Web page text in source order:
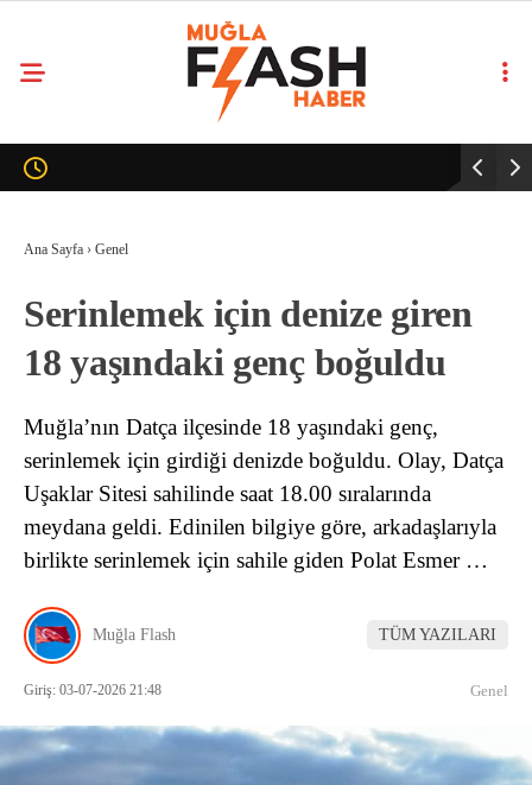
Ana Sayfa › Genel
Serinlemek için denize giren
18 yaşındaki genç boğuldu
Muğla’nın Datça ilçesinde 18 yaşındaki genç,
serinlemek için girdiği denizde boğuldu. Olay, Datça
Uşaklar Sitesi sahilinde saat 18.00 sıralarında
meydana geldi. Edinilen bilgiye göre, arkadaşlarıyla
birlikte serinlemek için sahile giden Polat Esmer …
Muğla Flash TÜM YAZILARI
Giriş: 03-07-2026 21:48 Genel